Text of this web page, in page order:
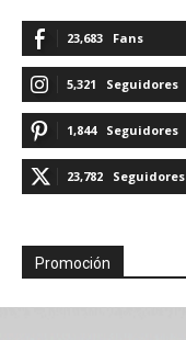
23,683 Fans
5,321 Seguidores
1,844 Seguidores
23,782 Seguidores
Promoción